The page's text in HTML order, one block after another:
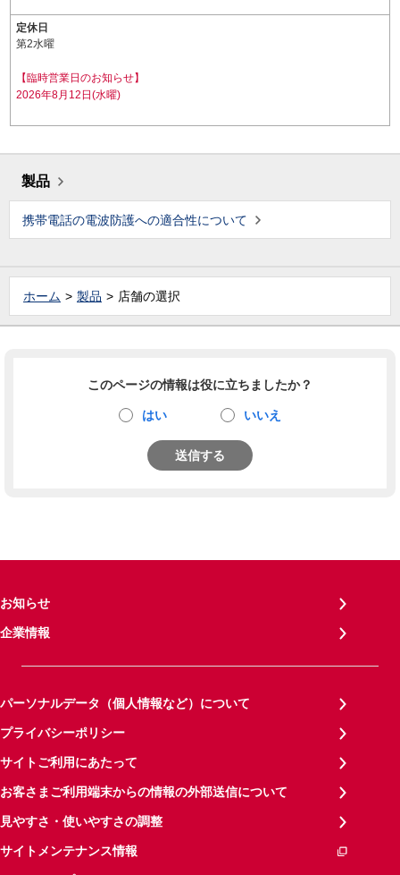
定休日
第2水曜
【臨時営業日のお知らせ】
2026年8月12日(水曜)
製品
携帯電話の電波防護への適合性について
ホーム 製品 店舗の選択
このページの情報は役に立ちましたか？
はい いいえ
送信する
お知らせ
企業情報
パーソナルデータ（個人情報など）について
プライバシーポリシー
サイトご利用にあたって
お客さまご利用端末からの情報の外部送信について
見やすさ・使いやすさの調整
サイトメンテナンス情報